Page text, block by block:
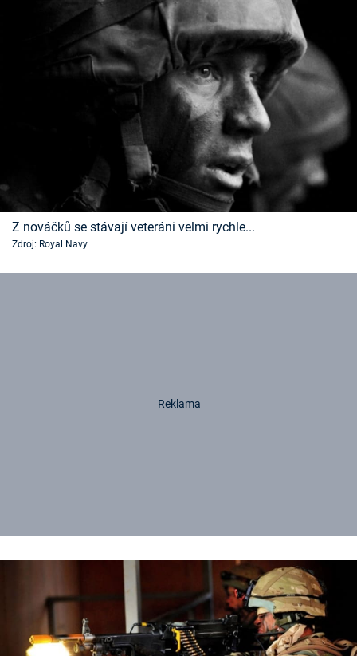
Z nováčků se stávají veteráni velmi rychle...
Zdroj: Royal Navy